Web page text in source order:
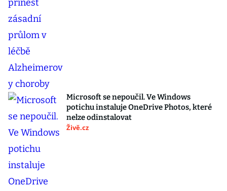
Microsoft se nepoučil. Ve Windows
potichu instaluje OneDrive Photos, které
nelze odinstalovat
Živě.cz